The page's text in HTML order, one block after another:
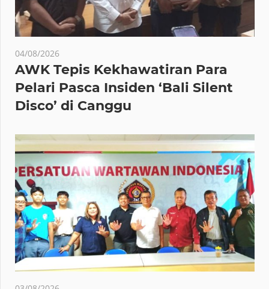
04/08/2026
AWK Tepis Kekhawatiran Para
Pelari Pasca Insiden ‘Bali Silent
Disco’ di Canggu